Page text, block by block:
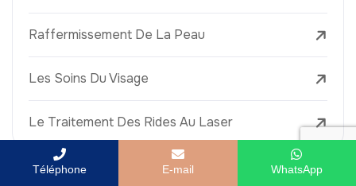
Raffermissement De La Peau
Les Soins Du Visage
Le Traitement Des Rides Au Laser
Téléphone E-mail WhatsApp